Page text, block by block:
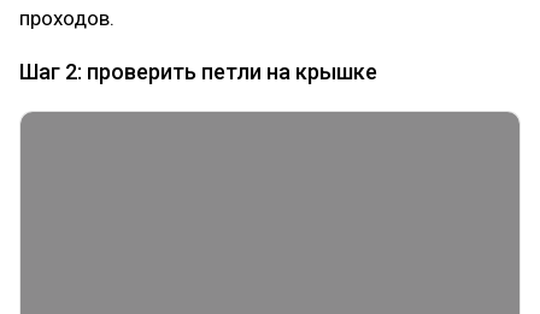
проходов.
Шаг 2: проверить петли на крышке